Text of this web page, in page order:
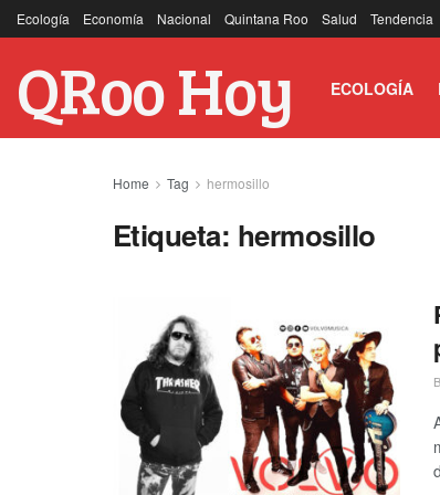
Ecología Economía Nacional Quintana Roo Salud Tendencia
QRoo Hoy ECOLOGÍA
Home Tag hermosillo
Etiqueta: hermosillo